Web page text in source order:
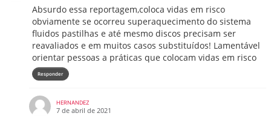
Absurdo essa reportagem,coloca vidas em risco
obviamente se ocorreu superaquecimento do sistema
fluidos pastilhas e até mesmo discos precisam ser
reavaliados e em muitos casos substituídos! Lamentável
orientar pessoas a práticas que colocam vidas em risco
Responder
HERNANDEZ
7 de abril de 2021